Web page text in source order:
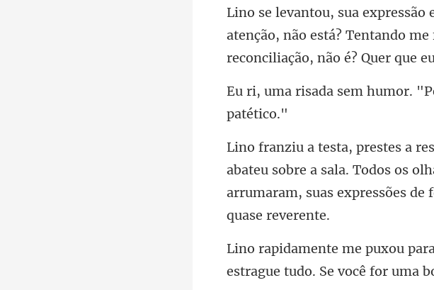
atenção, não está? Tentando
.
sobre a sala. Todos os
arrumara
estrague tudo. Se